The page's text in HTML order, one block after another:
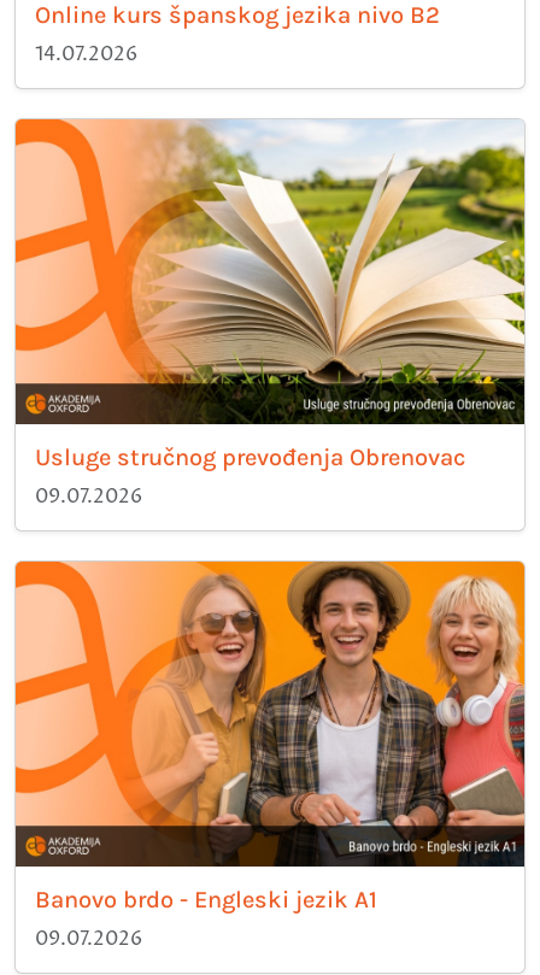
Online kurs španskog jezika nivo B2
14.07.2026
Usluge stručnog prevođenja Obrenovac
09.07.2026
Banovo brdo - Engleski jezik A1
09.07.2026